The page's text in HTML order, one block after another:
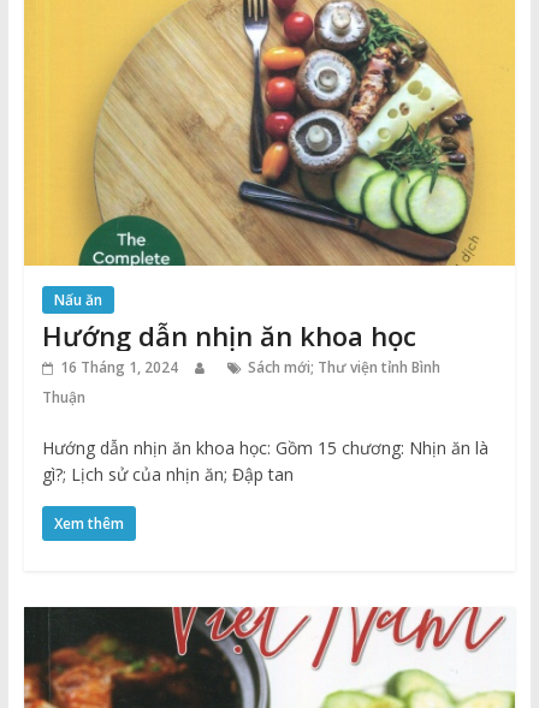
Nấu ăn
Hướng dẫn nhịn ăn khoa học
16 Tháng 1, 2024
Sách mới; Thư viện tỉnh Bình
Thuận
Hướng dẫn nhịn ăn khoa học: Gồm 15 chương: Nhịn ăn là
gì?; Lịch sử của nhịn ăn; Đập tan
Xem thêm